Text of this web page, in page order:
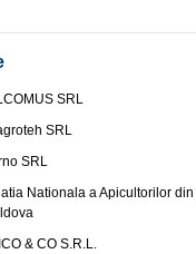
SRL
SRL
SRL
Nationala a Apicultorilor din
& CO S.R.L.